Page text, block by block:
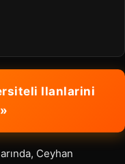
Ilanlarini
Ceyhan